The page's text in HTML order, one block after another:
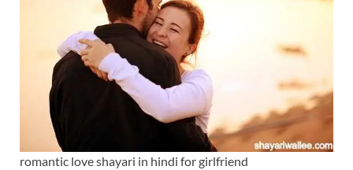
romantic love shayari in hindi for girlfriend